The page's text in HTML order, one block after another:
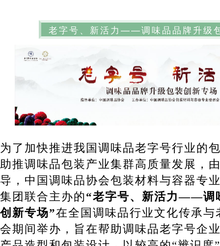
老字号、新活力——调味品品牌升级
为了加快推进我国调味品老字号行业的
助推调味品包装产业集群高质量发展，
导，中国调味品协会包装材料与容器专
集团联合主办的“老字号、新活力——调
创新专场”在全国调味品行业文化传承
会期间举办，旨在帮助调味品老字号企